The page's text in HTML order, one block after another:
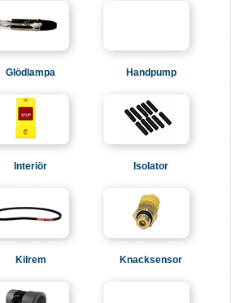
Glödlampa Handpump
Interiör Isolator
Kilrem Knacksensor